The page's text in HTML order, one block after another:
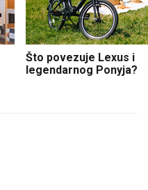
Što povezuje Lexus i
legendarnog Ponyja?